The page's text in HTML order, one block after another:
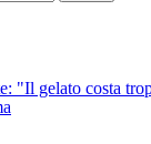
"Il gelato costa